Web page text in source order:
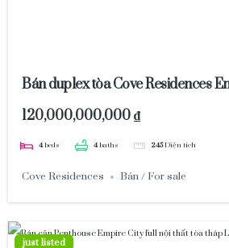
Bán duplex tòa Cove Residences
sông 120 tỷ
120,000,000,000 ₫
4 beds 4baths 245Diện tích
Cove Residences Bán / For sale
just listed